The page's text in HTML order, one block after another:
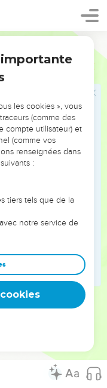
au-devant de
parce que l'Éternel y
tremblait fort.
de plus en
Sinaï, au sommet de
au sommet de la
le peuple de ne
de
ne les frappe.
en disant : Fixe
la.
tu monteras, toi et
et le peuple ne
les cookies », vous
(comme des
compte utilisateur) et
(comme vos
renseignées dans
:
tiers tels que de la
notre service de